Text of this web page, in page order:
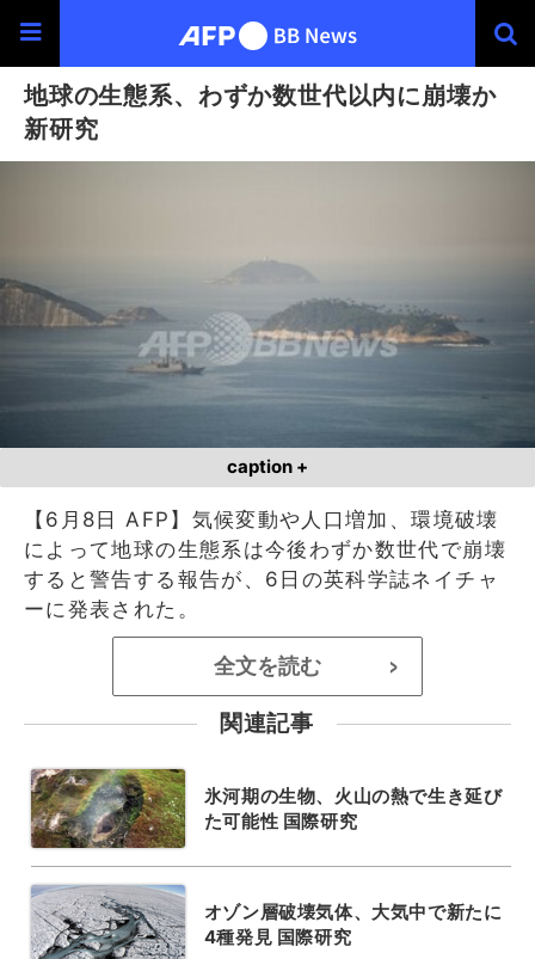
地球の生態系、わずか数世代以内に崩壊か
新研究
caption +
【6月8日 AFP】気候変動や人口増加、環境破壊
によって地球の生態系は今後わずか数世代で崩壊
すると警告する報告が、6日の英科学誌ネイチャ
ーに発表された。
全文を読む >
関連記事
氷河期の生物、火山の熱で生き延び
た可能性 国際研究
オゾン層破壊気体、大気中で新たに
4種発見 国際研究